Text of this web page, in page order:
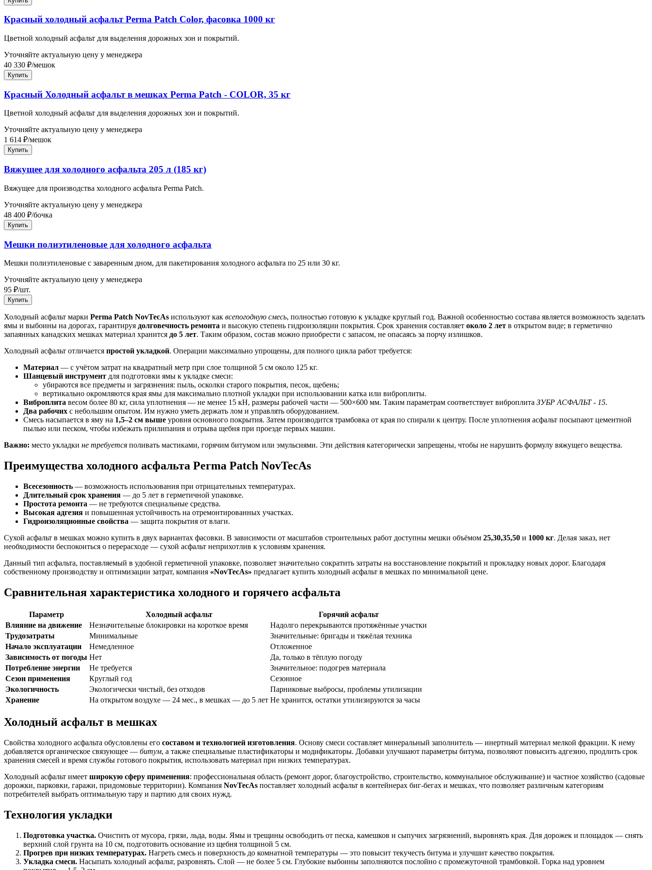
Красный холодный асфальт Perma Patch Color, фасовка 1000 кг
Цветной холодный асфальт для выделения дорожных зон и покрытий.
Уточняйте актуальную цену у менеджера
40 330 ₽/мешок
Купить
Красный Холодный асфальт в мешках Perma Patch - COLOR, 35 кг
Цветной холодный асфальт для выделения дорожных зон и покрытий.
Уточняйте актуальную цену у менеджера
1 614 ₽/мешок
Купить
Вяжущее для холодного асфальта 205 л (185 кг)
Вяжущее для производства холодного асфальта Perma Patch.
Уточняйте актуальную цену у менеджера
48 400 ₽/бочка
Купить
Мешки полиэтиленовые для холодного асфальта
Мешки полиэтиленовые с заваренным дном, для пакетирования холодного асфальта по 25 или 30 кг.
Уточняйте актуальную цену у менеджера
95 ₽/шт.
Купить
Холодный асфальт марки Perma Patch NovTecAs используют как всепогодную смесь, полностью готовую к укладке круглый год. Важной особенностью состава является возможность заделать
ямы и выбоины на дорогах, гарантируя долговечность ремонта и высокую степень гидроизоляции покрытия. Срок хранения составляет около 2 лет в открытом виде; в герметично
запаянных канадских мешках материал хранится до 5 лет. Таким образом, состав можно приобрести с запасом, не опасаясь за порчу излишков.
Холодный асфальт отличается простой укладкой. Операции максимально упрощены, для полного цикла работ требуется:
Материал — с учётом затрат на квадратный метр при слое толщиной 5 см около 125 кг.
Шанцевый инструмент для подготовки ямы к укладке смеси:
убираются все предметы и загрязнения: пыль, осколки старого покрытия, песок, щебень;
вертикально окромляются края ямы для максимально плотной укладки при использовании катка или виброплиты.
Виброплита весом более 80 кг, сила уплотнения — не менее 15 кН, размеры рабочей части — 500×600 мм. Таким параметрам соответствует виброплита ЗУБР АСФАЛЬТ - 15.
Два рабочих с небольшим опытом. Им нужно уметь держать лом и управлять оборудованием.
Смесь насыпается в яму на 1,5–2 см выше уровня основного покрытия. Затем производится трамбовка от края по спирали к центру. После уплотнения асфальт посыпают цементной
пылью или песком, чтобы избежать прилипания и отрыва щебня при проезде первых машин.
Важно: место укладки не требуется поливать мастиками, горячим битумом или эмульсиями. Эти действия категорически запрещены, чтобы не нарушить формулу вяжущего вещества.
Преимущества холодного асфальта Perma Patch NovTecAs
Всесезонность — возможность использования при отрицательных температурах.
Длительный срок хранения — до 5 лет в герметичной упаковке.
Простота ремонта — не требуются специальные средства.
Высокая адгезия и повышенная устойчивость на отремонтированных участках.
Гидроизоляционные свойства — защита покрытия от влаги.
Сухой асфальт в мешках можно купить в двух вариантах фасовки. В зависимости от масштабов строительных работ доступны мешки объёмом 25,30,35,50 и 1000 кг. Делая заказ, нет
необходимости беспокоиться о перерасходе — сухой асфальт неприхотлив к условиям хранения.
Данный тип асфальта, поставляемый в удобной герметичной упаковке, позволяет значительно сократить затраты на восстановление покрытий и прокладку новых дорог. Благодаря
собственному производству и оптимизации затрат, компания «NovTecAs» предлагает купить холодный асфальт в мешках по минимальной цене.
Сравнительная характеристика холодного и горячего асфальта
Параметр Холодный асфальт
Горячий асфальт
Влияние на движение
Незначительные блокировки на короткое время
Надолго перекрываются протяжённые участки
Трудозатраты
Минимальные
Значительные: бригады и тяжёлая техника
Начало эксплуатации
Немедленное
Отложенное
Зависимость от погоды Нет
Да, только в тёплую погоду
Потребление энергии
Не требуется
Значительное: подогрев материала
Сезон применения
Круглый год
Сезонное
Экологичность
Экологически чистый, без отходов
Парниковые выбросы, проблемы утилизации
Хранение
На открытом воздухе — 24 мес., в мешках — до 5 лет Не хранится, остатки утилизируются за часы
Холодный асфальт в мешках
Свойства холодного асфальта обусловлены его составом и технологией изготовления. Основу смеси составляет минеральный заполнитель — инертный материал мелкой фракции. К нему
добавляется органическое связующее — битум, а также специальные пластификаторы и модификаторы. Добавки улучшают параметры битума, позволяют повысить адгезию, продлить срок
хранения смесей и время службы готового покрытия, использовать материал при низких температурах.
Холодный асфальт имеет широкую сферу применения: профессиональная область (ремонт дорог, благоустройство, строительство, коммунальное обслуживание) и частное хозяйство (садовые
дорожки, парковки, гаражи, придомовые территории). Компания NovTecAs поставляет холодный асфальт в контейнерах биг-бегах и мешках, что позволяет различным категориям
потребителей выбрать оптимальную тару и партию для своих нужд.
Технология укладки
Подготовка участка. Очистить от мусора, грязи, льда, воды. Ямы и трещины освободить от песка, камешков и сыпучих загрязнений, выровнять края. Для дорожек и площадок — снять
верхний слой грунта на 10 см, подготовить основание из щебня толщиной 5 см.
Прогрев при низких температурах. Нагреть смесь и поверхность до комнатной температуры — это повысит текучесть битума и улучшит качество покрытия.
Укладка смеси. Насыпать холодный асфальт, разровнять. Слой — не более 5 см. Глубокие выбоины заполняются послойно с промежуточной трамбовкой. Горка над уровнем